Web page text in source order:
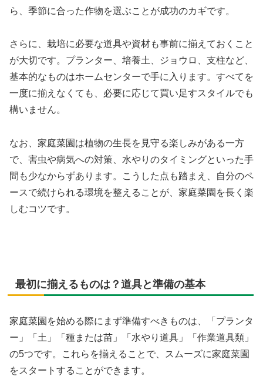
ら、季節に合った作物を選ぶことが成功のカギです。
さらに、栽培に必要な道具や資材も事前に揃えておくこと
が大切です。プランター、培養土、ジョウロ、支柱など、
基本的なものはホームセンターで手に入ります。すべてを
一度に揃えなくても、必要に応じて買い足すスタイルでも
構いません。
なお、家庭菜園は植物の生長を見守る楽しみがある一方
で、害虫や病気への対策、水やりのタイミングといった手
間も少なからずあります。こうした点も踏まえ、自分のペ
ースで続けられる環境を整えることが、家庭菜園を長く楽
しむコツです。
最初に揃えるものは？道具と準備の基本
家庭菜園を始める際にまず準備すべきものは、「プランタ
ー」「土」「種または苗」「水やり道具」「作業道具類」
の5つです。これらを揃えることで、スムーズに家庭菜園
をスタートすることができます。